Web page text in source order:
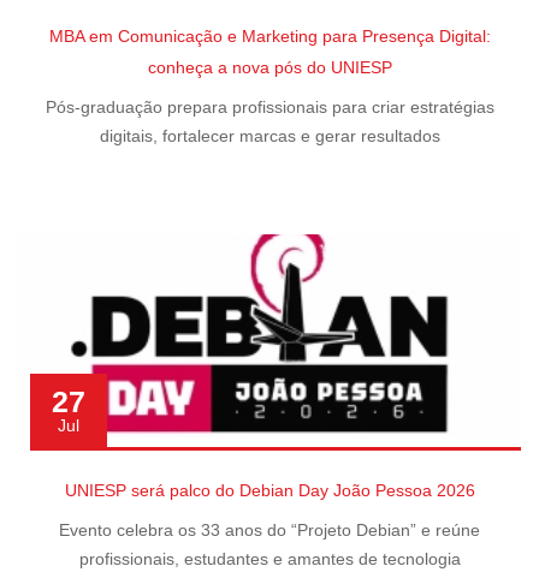
MBA em Comunicação e Marketing para Presença Digital:
conheça a nova pós do UNIESP
Pós-graduação prepara profissionais para criar estratégias
digitais, fortalecer marcas e gerar resultados
27
Jul
UNIESP será palco do Debian Day João Pessoa 2026
Evento celebra os 33 anos do “Projeto Debian” e reúne
profissionais, estudantes e amantes de tecnologia